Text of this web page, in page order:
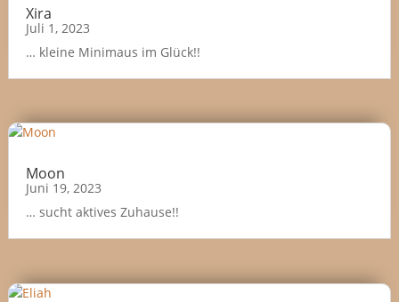
Xira
Juli 1, 2023
… kleine Minimaus im Glück!!
Moon
Juni 19, 2023
… sucht aktives Zuhause!!